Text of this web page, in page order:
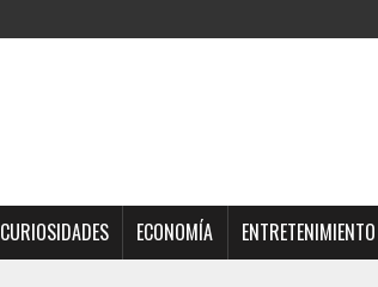
CURIOSIDADES ECONOMÍA ENTRETENIMIENTO